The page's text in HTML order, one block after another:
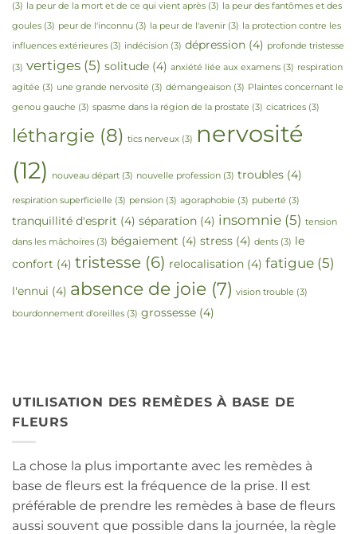
(3)
la peur de la mort et de ce qui vient après (3)
la peur des fantômes et des
goules (3) peur de l'inconnu (3) la peur de l'avenir (3)
la protection contre les
influences extérieures (3) indécision (3) dépression (4) profonde tristesse
(3) vertiges (5) solitude (4) anxiété liée aux examens (3) respiration
agitée (3) une grande nervosité (3) démangeaison (3) Plaintes concernant le
genou gauche (3) spasme dans la région de la prostate (3) cicatrices (3)
léthargie (8) tics nerveux (3) nervosité
(12)
nouveau départ (3) nouvelle profession (3) troubles (4)
respiration superficielle (3) pension (3) agoraphobie (3) puberté (3)
tranquillité d'esprit (4) séparation (4) insomnie (5) tension
dans les mâchoires (3) bégaiement (4) stress (4) dents (3) le
confort (4) tristesse (6) relocalisation (4) fatigue (5)
l'ennui (4) absence de joie (7) vision trouble (3)
bourdonnement d'oreilles (3) grossesse (4)
UTILISATION DES REMÈDES À BASE DE
FLEURS
La chose la plus importante avec les remèdes à
base de fleurs est la fréquence de la prise. Il est
préférable de prendre les remèdes à base de fleurs
aussi souvent que possible dans la journée, la règle